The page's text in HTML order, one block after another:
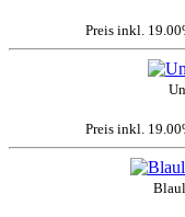
Preis inkl.
Preis inkl.